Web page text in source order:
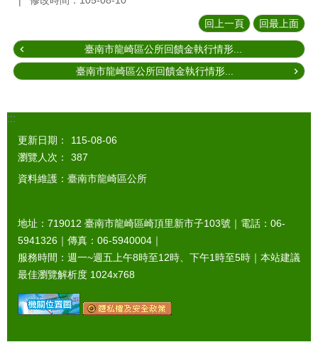
回上一頁 回最上面
臺南市龍崎區公所回饋金執行情形...
臺南市龍崎區公所回饋金執行情形...
:::
更新日期：
115-08-06
瀏覽人次：
387
資料維護：臺南市龍崎區公所
地址：719012 臺南市龍崎區崎頂里新市子103號｜電話：06-
5941326｜傳真：06-5940004｜
服務時間：週一~週五上午8時至12時、下午1時至5時｜本站建議
最佳瀏覽解析度 1024x768